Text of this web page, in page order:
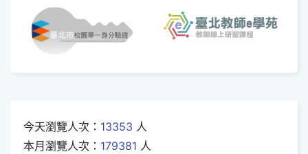
今天瀏覽人次： 13353 人
本月瀏覽人次： 179381 人